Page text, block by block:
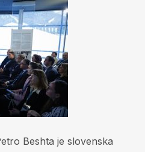
Beshta je slovenska